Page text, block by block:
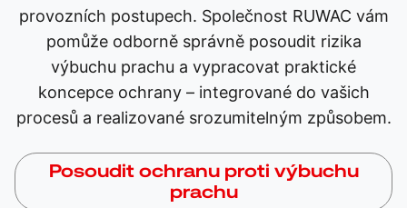
provozních postupech. Společnost RUWAC vám
pomůže odborně správně posoudit rizika
výbuchu prachu a vypracovat praktické
koncepce ochrany – integrované do vašich
procesů a realizované srozumitelným způsobem.
Posoudit ochranu proti výbuchu
prachu